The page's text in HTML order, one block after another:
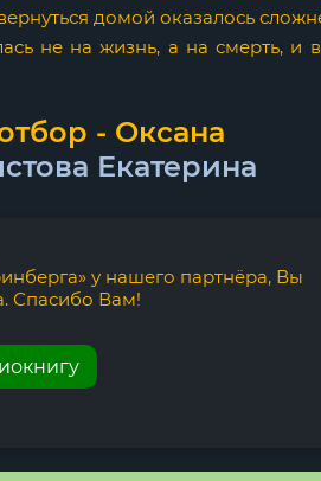
домой оказалось
не на жизнь, а на смерть, и
- Оксана
Екатерина
у нашего партнёра, Вы
Спасибо Вам!